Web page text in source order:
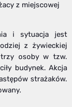
z miejscowej
i sytuacja jest
z żywieckiej
trzy osoby w tzw.
budynek. Akcja
strażaków.